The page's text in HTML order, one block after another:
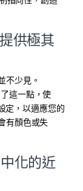
供極其
不少見。
這一點，使
定，以適應您的
有顏色或失
化的近